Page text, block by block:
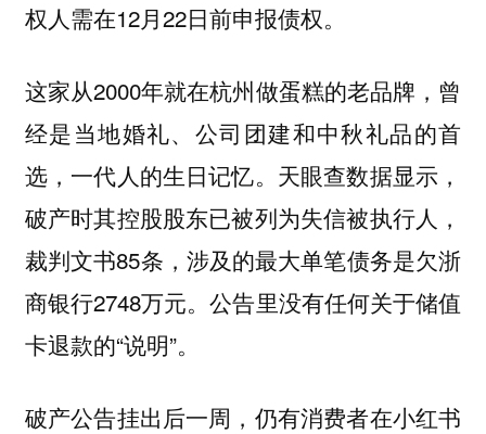
权人需在12月22日前申报债权。
这家从2000年就在杭州做蛋糕的老品牌，曾
经是当地婚礼、公司团建和中秋礼品的首
选，一代人的生日记忆。天眼查数据显示，
破产时其控股股东已被列为失信被执行人，
裁判文书85条，涉及的最大单笔债务是欠浙
商银行2748万元。公告里没有任何关于储值
卡退款的“说明”。
破产公告挂出后一周，仍有消费者在小红书